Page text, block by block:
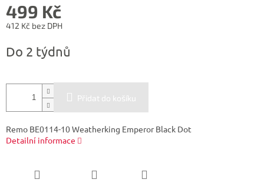
499 Kč
412 Kč bez DPH
cena:
Do 2 týdnů
Přidat do košíku
Remo BE0114-10 Weatherking Emperor Black Dot
Detailní informace